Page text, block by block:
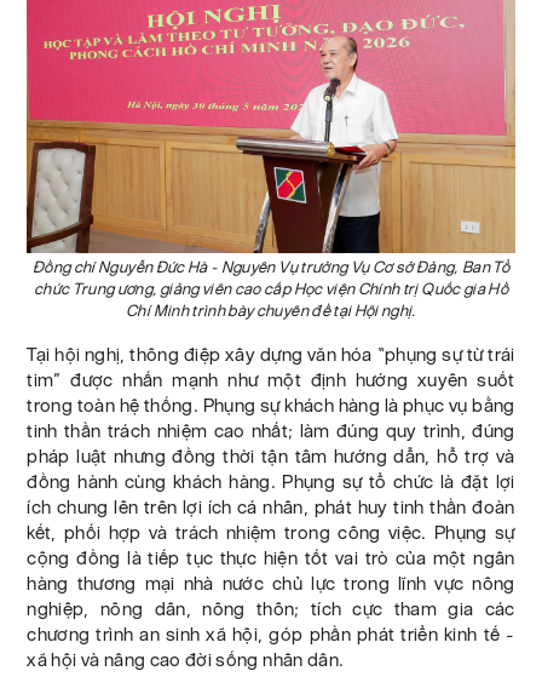
Đồng chí Nguyễn Đức Hà - Nguyên Vụ trưởng Vụ Cơ sở Đảng, Ban Tổ
chức Trung ương, giảng viên cao cấp Học viện Chính trị Quốc gia Hồ
Chí Minh trình bày chuyên đề tại Hội nghị.
Tại hội nghị, thông điệp xây dựng văn hóa “phụng sự từ trái
tim” được nhấn mạnh như một định hướng xuyên suốt
trong toàn hệ thống. Phụng sự khách hàng là phục vụ bằng
tinh thần trách nhiệm cao nhất; làm đúng quy trình, đúng
pháp luật nhưng đồng thời tận tâm hướng dẫn, hỗ trợ và
đồng hành cùng khách hàng. Phụng sự tổ chức là đặt lợi
ích chung lên trên lợi ích cá nhân, phát huy tinh thần đoàn
kết, phối hợp và trách nhiệm trong công việc. Phụng sự
cộng đồng là tiếp tục thực hiện tốt vai trò của một ngân
hàng thương mại nhà nước chủ lực trong lĩnh vực nông
nghiệp, nông dân, nông thôn; tích cực tham gia các
chương trình an sinh xã hội, góp phần phát triển kinh tế -
xã hội và nâng cao đời sống nhân dân.